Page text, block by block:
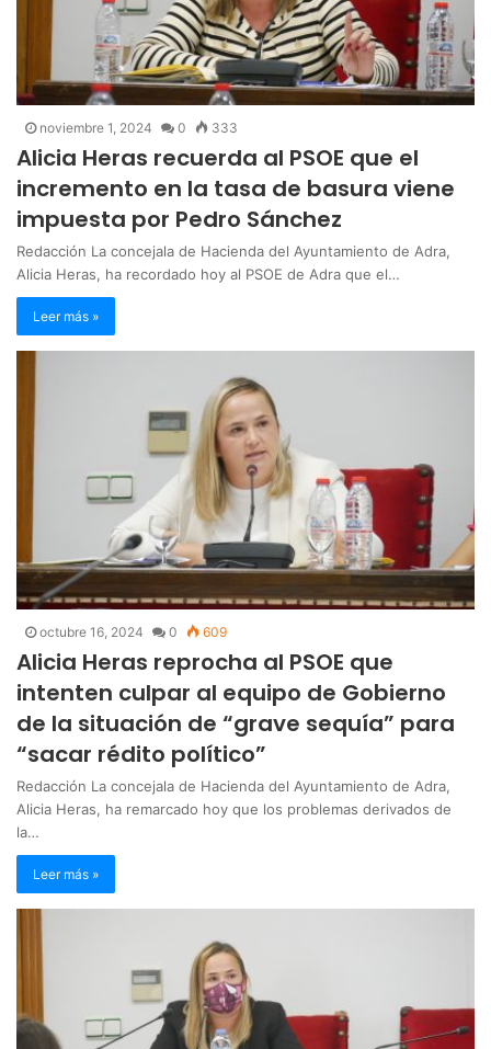
noviembre 1, 2024 0 333
Alicia Heras recuerda al PSOE que el
incremento en la tasa de basura viene
impuesta por Pedro Sánchez
Redacción La concejala de Hacienda del Ayuntamiento de Adra,
Alicia Heras, ha recordado hoy al PSOE de Adra que el…
Leer más »
octubre 16, 2024 0 609
Alicia Heras reprocha al PSOE que
intenten culpar al equipo de Gobierno
de la situación de “grave sequía” para
“sacar rédito político”
Redacción La concejala de Hacienda del Ayuntamiento de Adra,
Alicia Heras, ha remarcado hoy que los problemas derivados de
la…
Leer más »